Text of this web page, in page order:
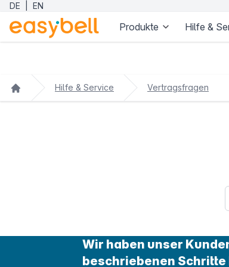
Zum Hauptinhalt springen
DE EN
Produkte Hilfe &
Hilfe & Service Vertragsfragen
Wir haben unser
beschriebenen Schritte